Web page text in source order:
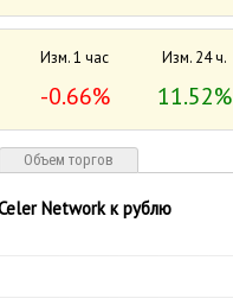
Изм. 1 час Изм. 24 ч.
-0.66% 11.52%
Объем торгов
Network к рублю